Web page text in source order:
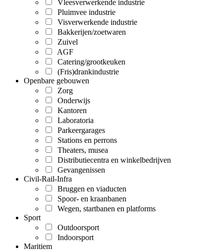
Vleesverwerkende industrie
Pluimvee industrie
Visverwerkende industrie
Bakkerijen/zoetwaren
Zuivel
AGF
Catering/grootkeuken
(Fris)drankindustrie
Openbare gebouwen
Zorg
Onderwijs
Kantoren
Laboratoria
Parkeergarages
Stations en perrons
Theaters, musea
Distributiecentra en winkelbedrijven
Gevangenissen
Civil-Rail-Infra
Bruggen en viaducten
Spoor- en kraanbanen
Wegen, startbanen en platforms
Sport
Outdoorsport
Indoorsport
Maritiem